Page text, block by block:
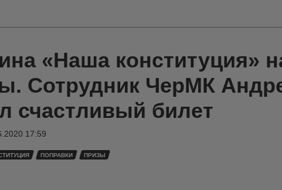
«Наша конституция»
Сотрудник ЧерМК
счастливый билет
17:59
ПОПРАВКИ ПРИЗЫ